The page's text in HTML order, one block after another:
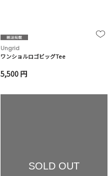
Ungrid
ワンショルロゴビッグTee
5,500 円
SOLD OUT